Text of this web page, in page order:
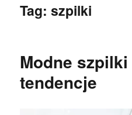
Tag:szpilki
Modne
tendencje